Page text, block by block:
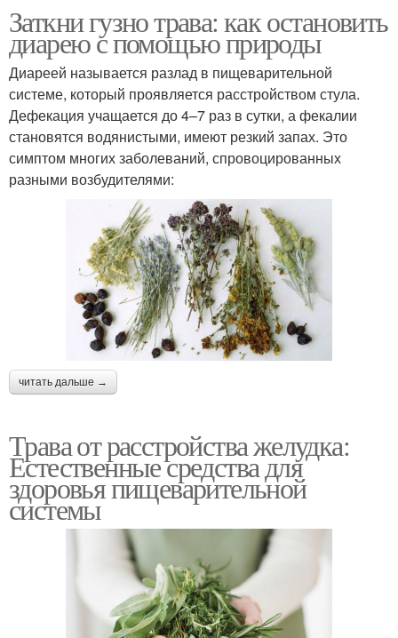
Заткни гузно трава: как остановить
диарею с помощью природы
Диареей называется разлад в пищеварительной
системе, который проявляется расстройством стула.
Дефекация учащается до 4–7 раз в сутки, а фекалии
становятся водянистыми, имеют резкий запах. Это
симптом многих заболеваний, спровоцированных
разными возбудителями:
читать дальше →
Трава от расстройства желудка:
Естественные средства для
здоровья пищеварительной
системы